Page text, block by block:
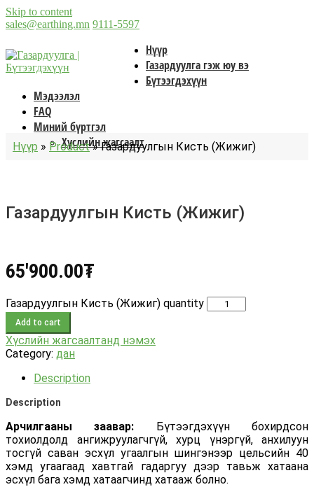
Skip to content
sales@earthing.mn 9111-5597
Нүүр
Газардуулга гэж юу вэ
Бүтээгдэхүүн
Мэдээлэл
FAQ
Миний бүртгэл
Хүслийн жагсаалт
Нүүр » Product » Газардуулгын Кисть (Жижиг)
Газардуулгын Кисть (Жижиг)
65'900.00₮
Газардуулгын Кисть (Жижиг) quantity
Add to cart
Хүслийн жагсаалтанд нэмэх
Category: дан
Description
Description
Арчилгааны заавар: Бүтээгдэхүүн бохирдсон
тохиолдолд ангижруулагчгүй, хурц үнэргүй, анхилуун
тосгүй саван эсхүл угаалгын шингэнээр цельсийн 40
хэмд угаагаад хавтгай гадаргуу дээр тавьж хатаана
эсхүл бага хэмд хатаагчинд хатааж болно.